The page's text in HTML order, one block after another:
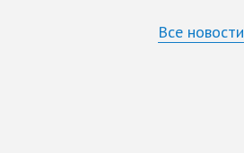
Все новости